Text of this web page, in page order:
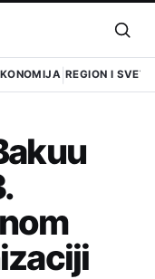
REGION I SVET